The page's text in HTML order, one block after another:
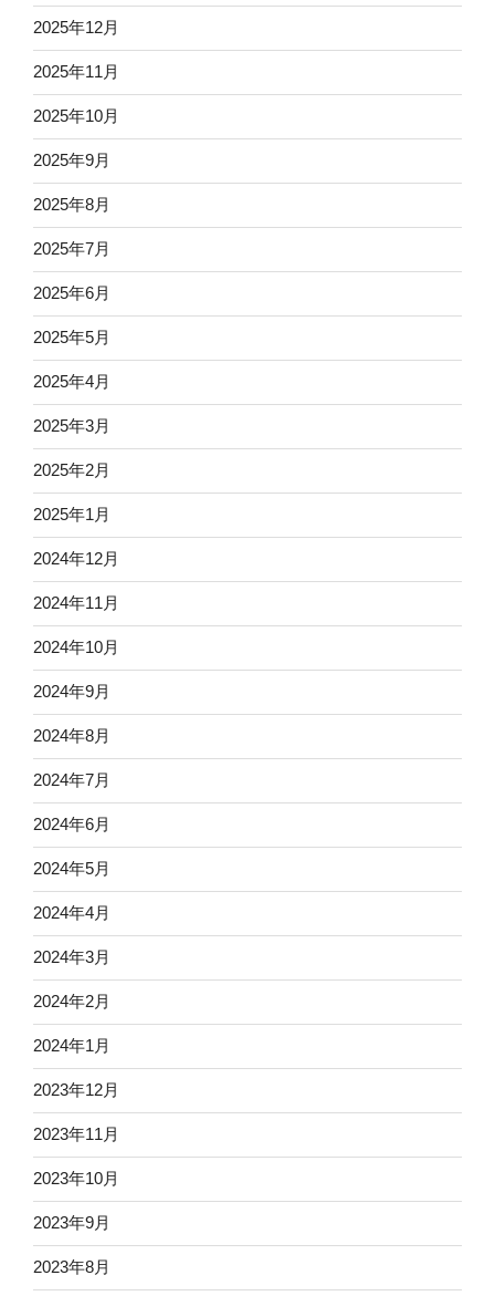
2025年12月
2025年11月
2025年10月
2025年9月
2025年8月
2025年7月
2025年6月
2025年5月
2025年4月
2025年3月
2025年2月
2025年1月
2024年12月
2024年11月
2024年10月
2024年9月
2024年8月
2024年7月
2024年6月
2024年5月
2024年4月
2024年3月
2024年2月
2024年1月
2023年12月
2023年11月
2023年10月
2023年9月
2023年8月